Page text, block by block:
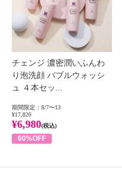
チェンジ 濃密潤いふんわ
り泡洗顔 バブルウォッシ
ュ ４本セッ...
期間限定：8/7〜13
¥17,820
¥6,980(税込)
60%OFF